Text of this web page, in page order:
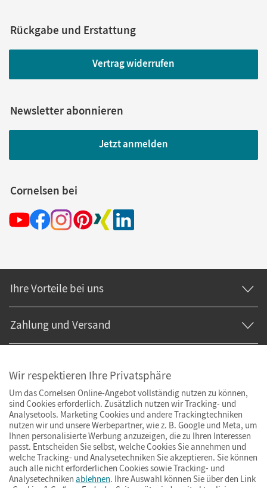
Rückgabe und Erstattung
Vertrag widerrufen
Newsletter abonnieren
Jetzt anmelden
Cornelsen bei
Ihre Vorteile bei uns
Zahlung und Versand
Wir respektieren Ihre Privatsphäre
Um das Cornelsen Online-Angebot vollständig nutzen zu können,
sind Cookies erforderlich. Zusätzlich nutzen wir Tracking- und
Analysetools. Marketing Cookies und andere Trackingtechniken
nutzen wir und unsere Werbepartner, wie z. B. Google und Meta, um
Ihnen personalisierte Werbung anzuzeigen, die zu Ihren Interessen
passt. Entscheiden Sie selbst, welche Cookies Sie annehmen und
welche Tracking- und Analysetechniken Sie akzeptieren. Sie können
auch alle nicht erforderlichen Cookies sowie Tracking- und
Analysetechniken ablehnen. Ihre Auswahl können Sie über den Link